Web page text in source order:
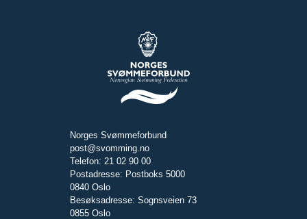
Norges Svømmeforbund
post@svomming.no
Telefon: 21 02 90 00
Postadresse: Postboks 5000
0840 Oslo
Besøksadresse: Sognsveien 73
0855 Oslo